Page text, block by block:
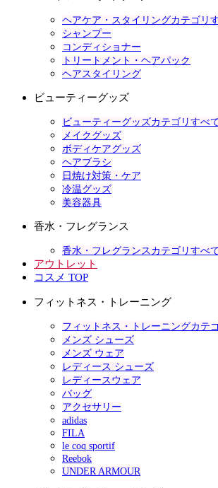
ヘアケア・スタイリングカテゴリ
シャンプー
コンディショナー
トリートメント・ヘアパック
ヘアスタイリング
ビューティーグッズ
ビューティーグッズカテゴリすべ
メイクグッズ
ボディケアグッズ
ヘアブラシ
日焼け対策・ケア
冷温グッズ
美容器具
香水・フレグランス
香水・フレグランスカテゴリすべ
アウトレット
コスメ TOP
フィットネス・トレーニング
フィットネス・トレーニングカテ
メンズ シューズ
メンズ ウェア
レディース シューズ
レディースウェア
バッグ
アクセサリー
adidas
FILA
le coq sportif
Reebok
UNDER ARMOUR